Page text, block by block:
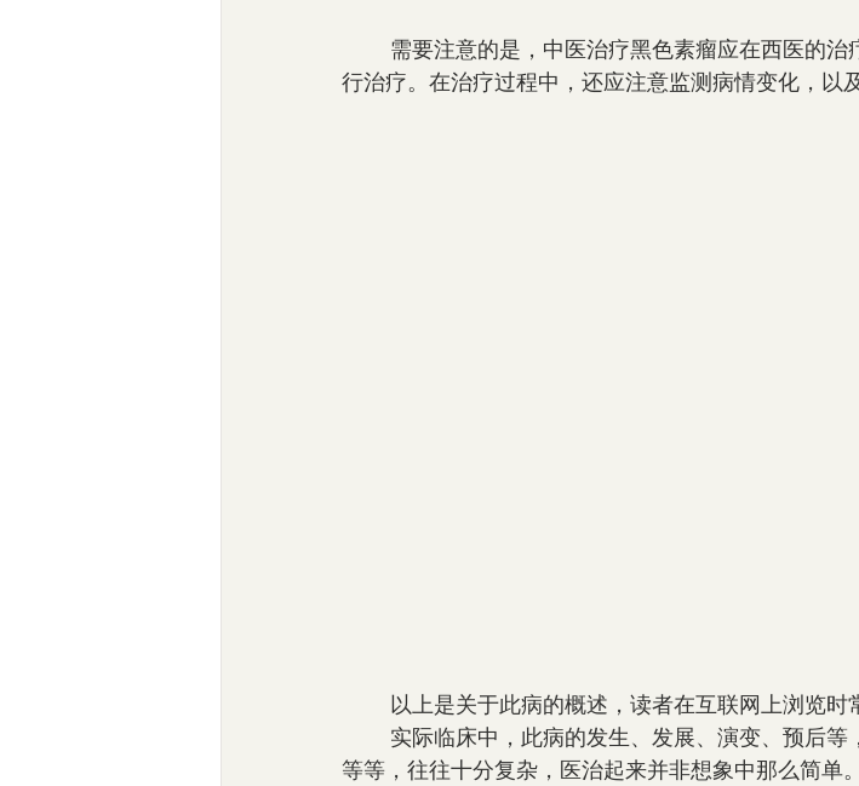
行治疗。在治疗过程中，还应注意监测病情变化，以
以上是关于此病的概述，读者在互联网上浏览
等等，往往十分复杂，医治起来并非想象中那么简单。